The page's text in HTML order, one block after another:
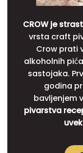
CROW je
vrsta craft
Crow prati
alkoholnih
sastojaka.
godina
bavljenjem
pivarstva